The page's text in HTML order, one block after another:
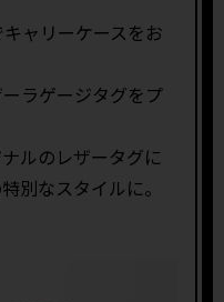
ャリーケースをお
ラゲージタグをプ
ルのレザータグに
別なスタイルに。